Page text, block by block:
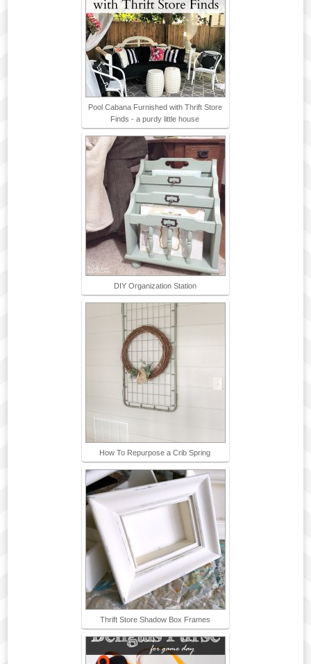
Pool Cabana Furnished with Thrift Store
Finds - a purdy little house
DIY Organization Station
How To Repurpose a Crib Spring
Thrift Store Shadow Box Frames